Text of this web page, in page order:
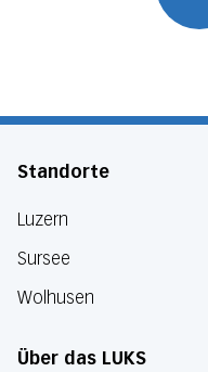
Standorte
Luzern
Sursee
Wolhusen
Über das LUKS